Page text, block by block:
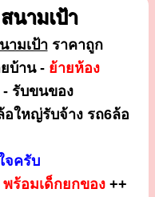
นามเป้า
ามเป้าราคาถูก
บ้าน - ย้ายห้อง
รับขนของ
อใหญ่รับจ้าง รถ6ล้อ
จครับ
พร้อมเด็กยกของ ++